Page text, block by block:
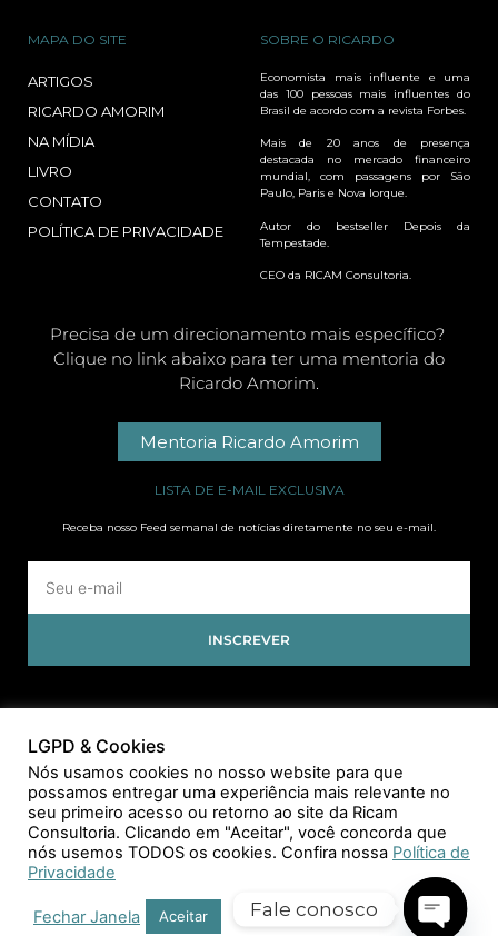
MAPA DO SITE
ARTIGOS
RICARDO AMORIM
NA MÍDIA
LIVRO
CONTATO
POLÍTICA DE PRIVACIDADE
SOBRE O RICARDO
Economista mais influente e uma
das 100 pessoas mais influentes do
Brasil de acordo com a revista Forbes.
Mais de 20 anos de presença
destacada no mercado financeiro
mundial, com passagens por São
Paulo, Paris e Nova Iorque.
Autor do bestseller Depois da
Tempestade.
CEO da RICAM Consultoria.
Precisa de um direcionamento mais específico?
Clique no link abaixo para ter uma mentoria do
Ricardo Amorim.
Mentoria Ricardo Amorim
LISTA DE E-MAIL EXCLUSIVA
Receba nosso Feed semanal de notícias diretamente no seu e-mail.
INSCREVER
LGPD & Cookies
Nós usamos cookies no nosso website para que
possamos entregar uma experiência mais relevante no
seu primeiro acesso ou retorno ao site da Ricam
Consultoria. Clicando em "Aceitar", você concorda que
nós usemos TODOS os cookies. Confira nossa Política de
Privacidade
Fechar Janela Aceitar Fale conosco